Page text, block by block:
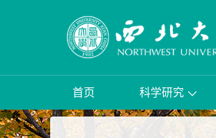
首页 科学研究